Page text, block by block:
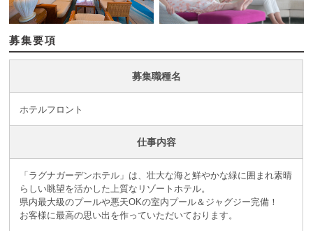
募集要項
募集職種名
ホテルフロント
仕事内容
「ラグナガーデンホテル」は、壮大な海と鮮やかな緑に囲まれ素晴
らしい眺望を活かした上質なリゾートホテル。
県内最大級のプールや悪天OKの室内プール＆ジャグジー完備！
お客様に最高の思い出を作っていただいております。